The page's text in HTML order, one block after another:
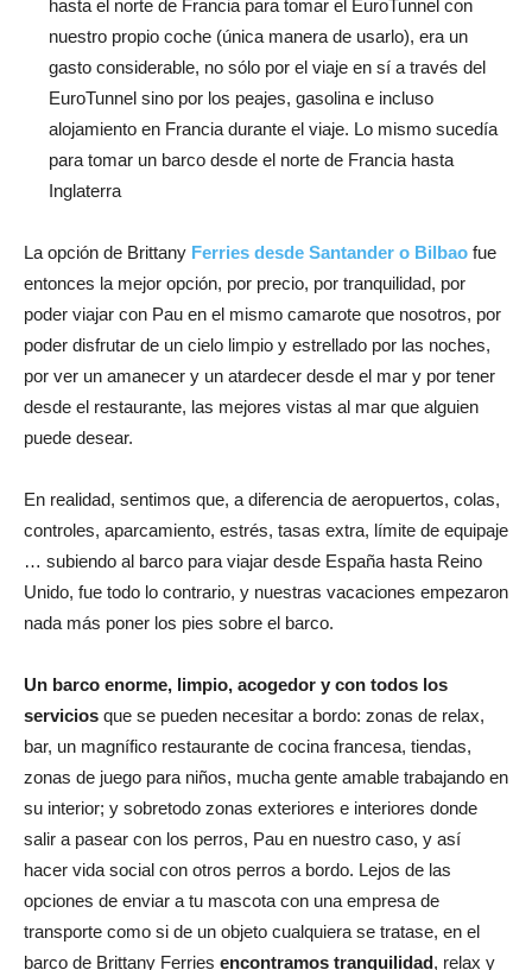
hasta el norte de Francia para tomar el EuroTunnel con
nuestro propio coche (única manera de usarlo), era un
gasto considerable, no sólo por el viaje en sí a través del
EuroTunnel sino por los peajes, gasolina e incluso
alojamiento en Francia durante el viaje. Lo mismo sucedía
para tomar un barco desde el norte de Francia hasta
Inglaterra
La opción de Brittany Ferries desde Santander o Bilbao fue
entonces la mejor opción, por precio, por tranquilidad, por
poder viajar con Pau en el mismo camarote que nosotros, por
poder disfrutar de un cielo limpio y estrellado por las noches,
por ver un amanecer y un atardecer desde el mar y por tener
desde el restaurante, las mejores vistas al mar que alguien
puede desear.
En realidad, sentimos que, a diferencia de aeropuertos, colas,
controles, aparcamiento, estrés, tasas extra, límite de equipaje
… subiendo al barco para viajar desde España hasta Reino
Unido, fue todo lo contrario, y nuestras vacaciones empezaron
nada más poner los pies sobre el barco.
Un barco enorme, limpio, acogedor y con todos los
servicios que se pueden necesitar a bordo: zonas de relax,
bar, un magnífico restaurante de cocina francesa, tiendas,
zonas de juego para niños, mucha gente amable trabajando en
su interior; y sobretodo zonas exteriores e interiores donde
salir a pasear con los perros, Pau en nuestro caso, y así
hacer vida social con otros perros a bordo. Lejos de las
opciones de enviar a tu mascota con una empresa de
transporte como si de un objeto cualquiera se tratase, en el
barco de Brittany Ferries encontramos tranquilidad, relax y